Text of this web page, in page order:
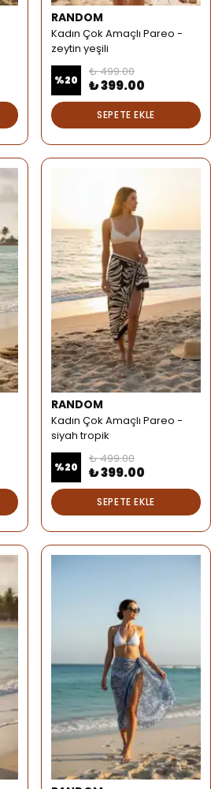
RANDOM
Kadın Çok Amaçlı Pareo -
zeytin yeşili
%20
₺ 499.00
₺ 399.00
SEPETE EKLE
RANDOM
Kadın Çok Amaçlı Pareo -
siyah tropik
%20
₺ 499.00
₺ 399.00
SEPETE EKLE